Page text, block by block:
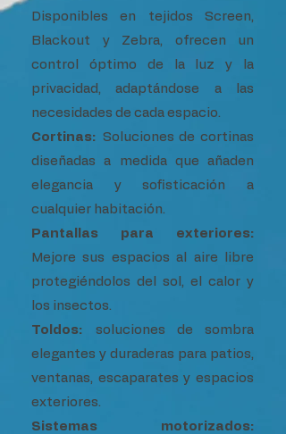
Disponibles en tejidos Screen,
Blackout y Zebra, ofrecen un
control óptimo de la luz y la
privacidad, adaptándose a las
necesidades de cada espacio.
Cortinas: Soluciones de cortinas
diseñadas a medida que añaden
elegancia y sofisticación a
cualquier habitación.
Pantallas para exteriores:
Mejore sus espacios al aire libre
protegiéndolos del sol, el calor y
los insectos.
Toldos:
soluciones de sombra
elegantes y duraderas para patios,
ventanas, escaparates y espacios
exteriores.
Sistemas motorizados: